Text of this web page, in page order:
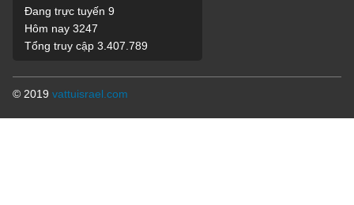
Đang trực tuyến 9
Hôm nay 3247
Tổng truy cập 3.407.789
© 2019 vattuisrael.com